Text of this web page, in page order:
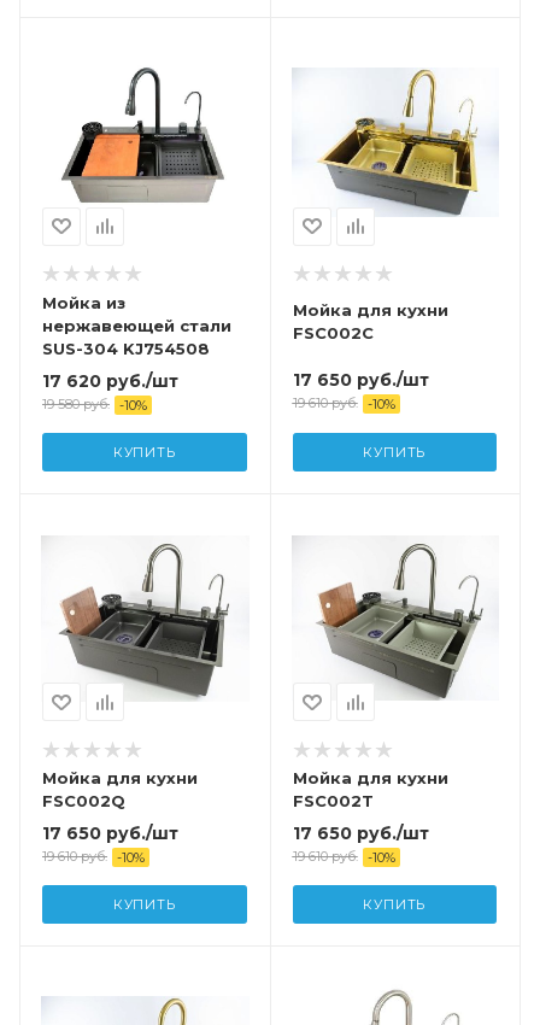
Мойка из
нержавеющей стали
SUS-304 KJ754508
17 620 руб./шт
19 580руб. -10%
КУПИТЬ
Мойка для кухни
FSC002C
17 650руб./шт
19 610руб. -10%
КУПИТЬ
Мойка для кухни
FSC002Q
17 650 руб./шт
19 610руб. -10%
КУПИТЬ
Мойка для кухни
FSC002T
17 650руб./шт
19 610руб. -10%
КУПИТЬ